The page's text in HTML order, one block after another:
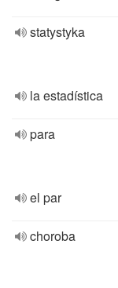
statystyka
la estadística
para
el par
choroba